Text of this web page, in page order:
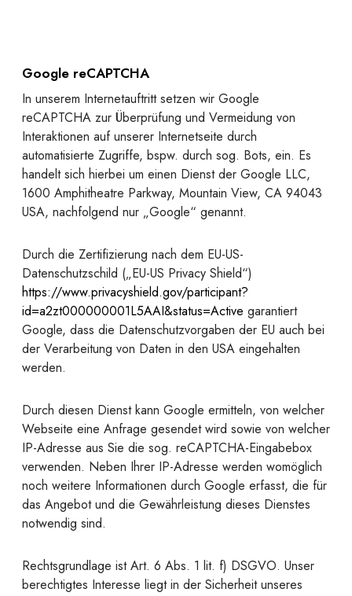
Google reCAPTCHA
In unserem Internetauftritt setzen wir Google
reCAPTCHA zur Überprüfung und Vermeidung von
Interaktionen auf unserer Internetseite durch
automatisierte Zugriffe, bspw. durch sog. Bots, ein. Es
handelt sich hierbei um einen Dienst der Google LLC,
1600 Amphitheatre Parkway, Mountain View, CA 94043
USA, nachfolgend nur „Google“ genannt.
Durch die Zertifizierung nach dem EU-US-
Datenschutzschild („EU-US Privacy Shield“)
https://www.privacyshield.gov/participant?
id=a2zt000000001L5AAI&status=Active garantiert
Google, dass die Datenschutzvorgaben der EU auch bei
der Verarbeitung von Daten in den USA eingehalten
werden.
Durch diesen Dienst kann Google ermitteln, von welcher
Webseite eine Anfrage gesendet wird sowie von welcher
IP-Adresse aus Sie die sog. reCAPTCHA-Eingabebox
verwenden. Neben Ihrer IP-Adresse werden womöglich
noch weitere Informationen durch Google erfasst, die für
das Angebot und die Gewährleistung dieses Dienstes
notwendig sind.
Rechtsgrundlage ist Art. 6 Abs. 1 lit. f) DSGVO. Unser
berechtigtes Interesse liegt in der Sicherheit unseres